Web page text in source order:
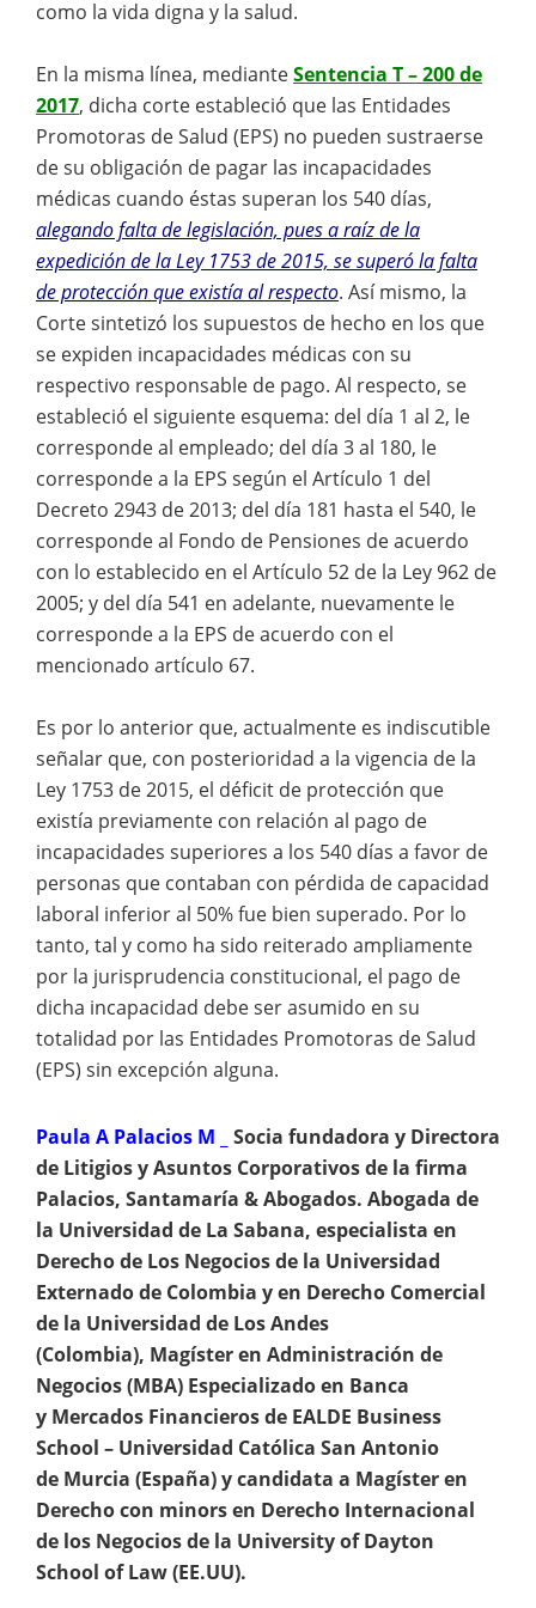
como la vida digna y la salud.
En la misma línea, medianteSentencia T – 200 de
2017, dicha corte estableció que las Entidades
Promotoras de Salud (EPS) no pueden sustraerse
de su obligación de pagar las incapacidades
médicas cuando éstas superan los 540 días,
alegando falta de legislación, pues a raíz de la
expedición de la Ley 1753 de 2015, se superó la falta
de protección que existía al respecto. Así mismo, la
Corte sintetizó los supuestos de hecho en los que
se expiden incapacidades médicas con su
respectivo responsable de pago. Al respecto, se
estableció el siguiente esquema: del día 1 al 2, le
corresponde al empleado; del día 3 al 180, le
corresponde a la EPS según el Artículo 1 del
Decreto 2943 de 2013; del día 181 hasta el 540, le
corresponde al Fondo de Pensiones de acuerdo
con lo establecido en el Artículo 52 de la Ley 962 de
2005; y del día 541 en adelante, nuevamente le
corresponde a la EPS de acuerdo con el
mencionado artículo 67.
Es por lo anterior que, actualmente es indiscutible
señalar que, con posterioridad a la vigencia de la
Ley 1753 de 2015, el déficit de protección que
existía previamente con relación al pago de
incapacidades superiores a los 540 días a favor de
personas que contaban con pérdida de capacidad
laboral inferior al 50% fue bien superado. Por lo
tanto, tal y como ha sido reiterado ampliamente
por la jurisprudencia constitucional, el pago de
dicha incapacidad debe ser asumido en su
totalidad por las Entidades Promotoras de Salud
(EPS) sin excepción alguna.
Paula A Palacios M _
Socia fundadora y Directora
de Litigios y Asuntos Corporativos de la firma
Palacios, Santamaría & Abogados. Abogada de
la Universidad de La Sabana, especialista en
Derecho de Los Negocios de la Universidad
Externado de Colombia y en Derecho Comercial
de la Universidad de Los Andes
(Colombia), Magíster en Administración de
Negocios (MBA) Especializado en Banca
y Mercados Financieros de EALDE Business
School – Universidad Católica San Antonio
de Murcia (España) y candidata a Magíster en
Derecho con minors en Derecho Internacional
de los Negocios de la University of Dayton
School of Law (EE.UU).